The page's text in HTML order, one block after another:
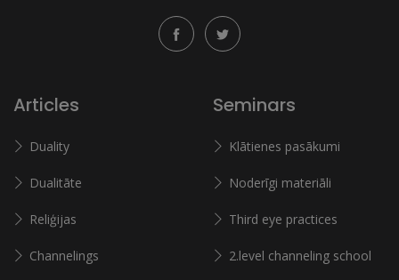
Articles
Duality
Dualitāte
Reliģijas
Channelings
Seminars
Klātienes pasākumi
Noderīgi materiāli
Third eye practices
2.level channeling school